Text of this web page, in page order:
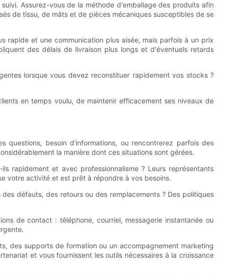
Assurez-vous de la méthode d'emballage des produits afin
de tissu, de mâts et de pièces mécaniques susceptibles de se
rapide et une communication plus aisée, mais parfois à un prix
des délais de livraison plus longs et d'éventuels retards
lorsque vous devez reconstituer rapidement vos stocks ?
en temps voulu, de maintenir efficacement ses niveaux de
questions, besoin d'informations, ou rencontrerez parfois des
la manière dont ces situations sont gérées.
rapidement et avec professionnalisme ? Leurs représentants
votre activité et est prêt à répondre à vos besoins.
défauts, des retours ou des remplacements ? Des politiques
de contact : téléphone, courriel, messagerie instantanée ou
des supports de formation ou un accompagnement marketing
et vous fournissent les outils nécessaires à la croissance